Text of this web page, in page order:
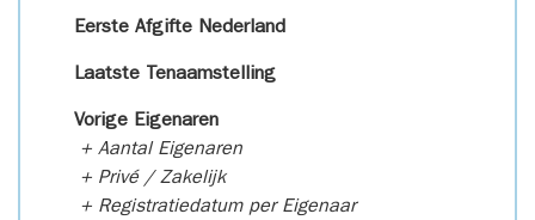
Eerste Afgifte Nederland
Laatste Tenaamstelling
Vorige Eigenaren
+ Aantal Eigenaren
+ Privé / Zakelijk
+ Registratiedatum per Eigenaar